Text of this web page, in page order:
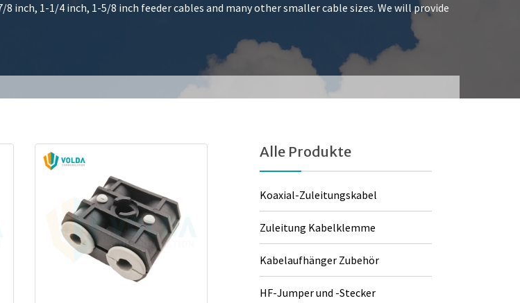
inch, 1-1/4 inch, 1-5/8 inch feeder cables and many other smaller cable sizes. We will provide
Alle Produkte
Koaxial-Zuleitungskabel
Zuleitung Kabelklemme
Kabelaufhänger Zubehör
HF-Jumper und -Stecker